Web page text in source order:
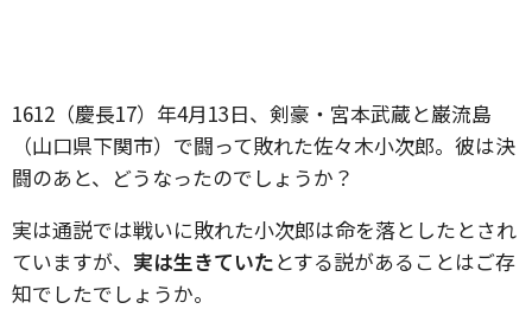
1612（慶長17）年4月13日、剣豪・宮本武蔵と巌流島
（山口県下関市）で闘って敗れた佐々木小次郎。彼は決
闘のあと、どうなったのでしょうか？
実は通説では戦いに敗れた小次郎は命を落としたとされ
ていますが、 実は生きていたとする説があることはご存
知でしたでしょうか。